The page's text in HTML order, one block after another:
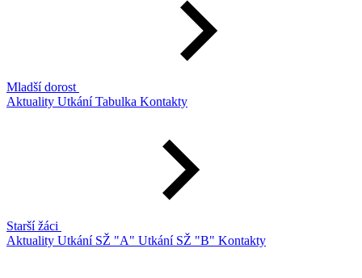
Mladší dorost
Aktuality UtkáníTabulka Kontakty
Starší žáci
Aktuality Utkání SŽ "A" Utkání SŽ "B" Kontakty